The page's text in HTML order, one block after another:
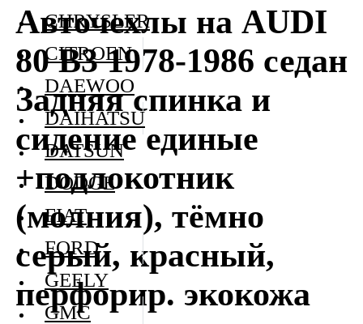
Авточехлы на AUDI
80 В3 1978-1986 седан
Задняя спинка и
сидение единые
+подлокотник
(молния), тёмно
серый, красный,
перфорир. экокожа
CHRYSLER
CITROEN
DAEWOO
DAIHATSU
DATSUN
DODGE
FIAT
FORD
GEELY
GMC